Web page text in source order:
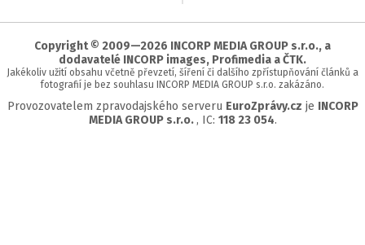
stránky
Copyright © 2009—2026 INCORP MEDIA GROUP s.r.o., a
dodavatelé INCORP images, Profimedia a ČTK.
Jakékoliv užití obsahu včetně převzetí, šíření či dalšího zpřístupňování článků a
fotografií je bez souhlasu INCORP MEDIA GROUP s.r.o. zakázáno.
Provozovatelem zpravodajského serveru EuroZprávy.cz je INCORP
MEDIA GROUP s.r.o. , IC: 118 23 054.